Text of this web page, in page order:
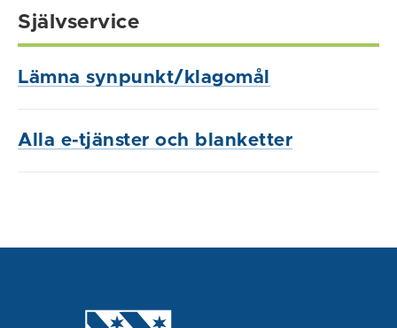
Självservice
Lämna synpunkt/klagomål
Alla e-tjänster och blanketter